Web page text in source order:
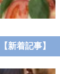
【新着記事】